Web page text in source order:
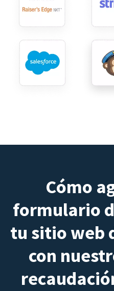
Cómo
formulario
tu sitio web
con